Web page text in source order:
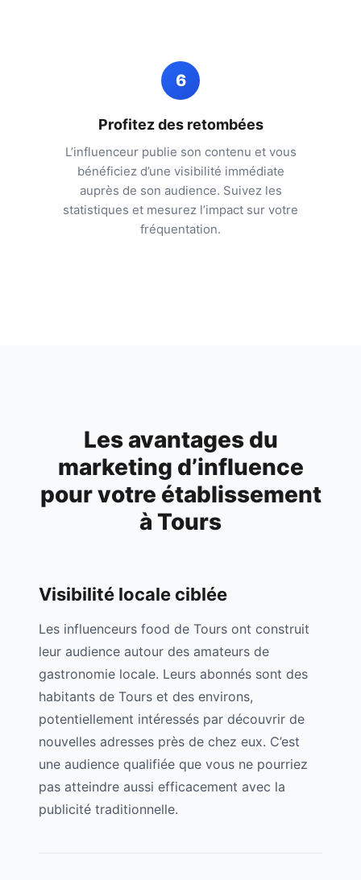
6
Profitez des retombées
L’influenceur publie son contenu et vous
bénéficiez d’une visibilité immédiate
auprès de son audience. Suivez les
statistiques et mesurez l’impact sur votre
fréquentation.
Les avantages du
marketing d’influence
pour votre établissement
à Tours
Visibilité locale ciblée
Les influenceurs food de Tours ont construit
leur audience autour des amateurs de
gastronomie locale. Leurs abonnés sont des
habitants de Tours et des environs,
potentiellement intéressés par découvrir de
nouvelles adresses près de chez eux. C’est
une audience qualifiée que vous ne pourriez
pas atteindre aussi efficacement avec la
publicité traditionnelle.